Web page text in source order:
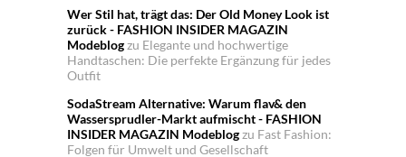
Wer Stil hat, trägt das: Der Old Money Look ist
zurück - FASHION INSIDER MAGAZIN
Modeblogzu Elegante und hochwertige
Handtaschen: Die perfekte Ergänzung für jedes
Outfit
SodaStream Alternative: Warum flav& den
Wassersprudler-Markt aufmischt - FASHION
INSIDER MAGAZIN Modeblogzu Fast Fashion:
Folgen für Umwelt und Gesellschaft